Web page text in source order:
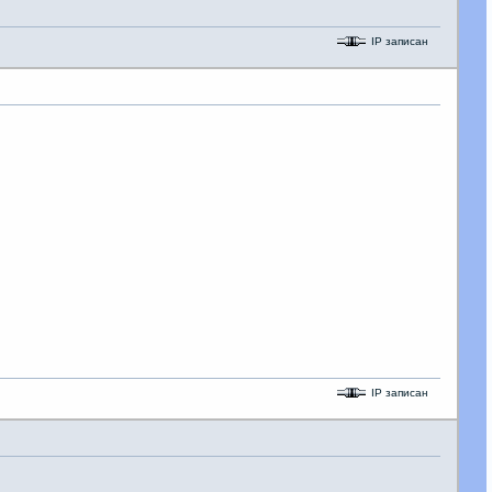
IP записан
IP записан